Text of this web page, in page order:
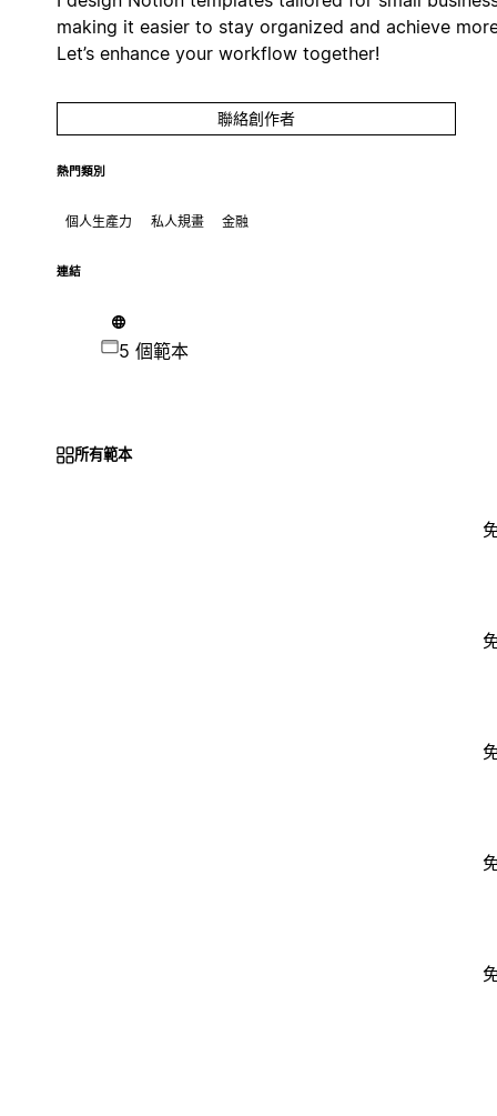
making it easier to stay organized and achieve
Let’s enhance your workflow together!
聯絡創作者
熱門類別
個人生產力 私人規畫 金融
連結
5 個範本
所有範本